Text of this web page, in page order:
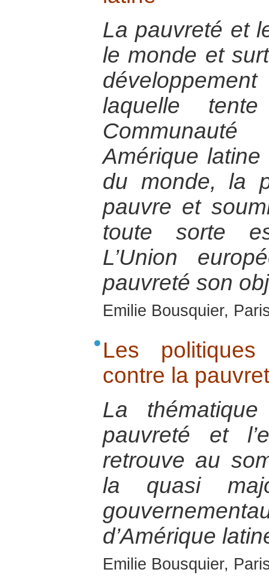
La pauvreté et
le monde et
laquelle
Amérique
du monde, la
pauvre et
toute sorte
L’Union
pauvreté son
Emilie Bousquier,
Les
contre la
La
pauvreté et
retrouve au
la quasi
d’Amérique
Emilie Bousquier,